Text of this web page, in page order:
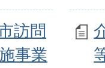
訪問
事業